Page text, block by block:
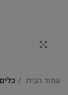
עמוד הבית